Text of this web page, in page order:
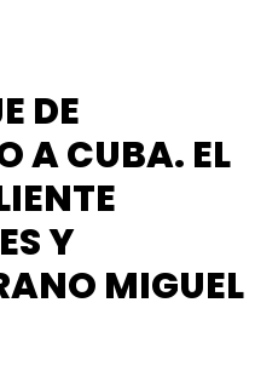
DE
A CUBA. EL
Y
MIGUEL